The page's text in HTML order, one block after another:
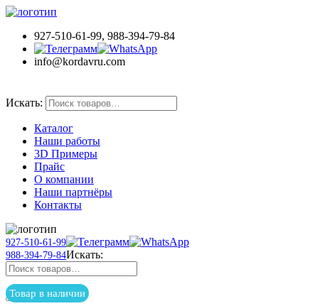
927-510-61-99, 988-394-79-84
info@kordavru.com
Искать:
Каталог
Наши работы
3D Примеры
Прайс
О компании
Наши партнёры
Контакты
927-510-61-99
988-394-79-84Искать:
Товар в наличии